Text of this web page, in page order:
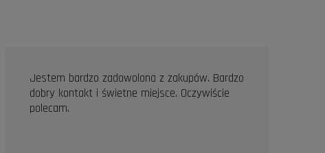
Jestem bardzo zadowolona z zakupów. Bardzo
dobry kontakt i świetne miejsce. Oczywiście
polecam.